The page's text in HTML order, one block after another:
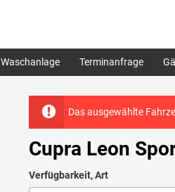
Waschanlage Terminanfrage
Das ausgewählte
Cupra Leon
Verfügbarkeit, Art